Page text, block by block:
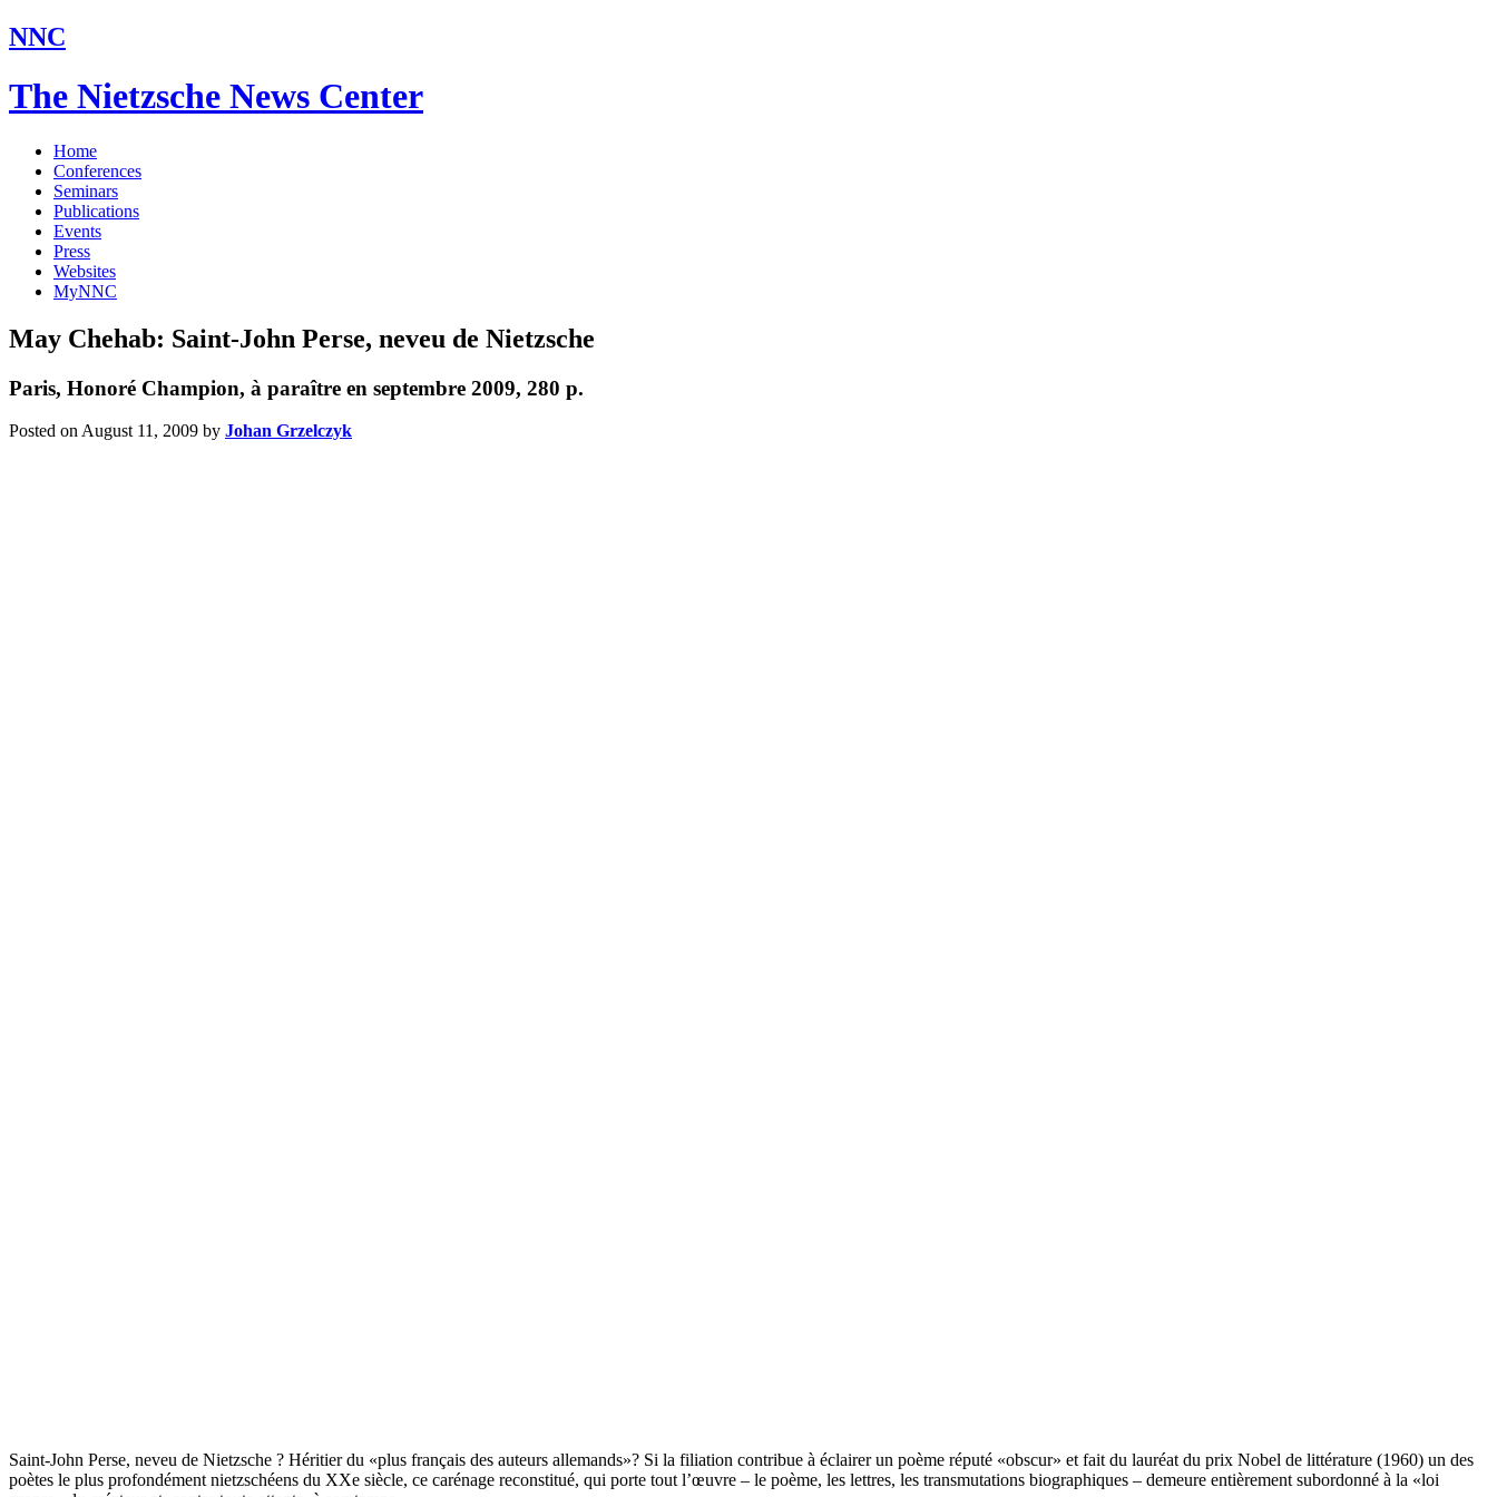
NNC
The Nietzsche News Center
Home
Conferences
Seminars
Publications
Events
Press
Websites
MyNNC
May Chehab: Saint-John Perse, neveu de Nietzsche
Paris, Honoré Champion, à paraître en septembre 2009, 280 p.
Posted on August 11, 2009 by Johan Grzelczyk
Saint-John Perse, neveu de Nietzsche ? Héritier du «plus français des auteurs allemands»? Si la filiation contribue à éclairer un poème réputé «obscur» et fait du lauréat du prix Nobel de littérature (1960) un des
poètes le plus profondément nietzschéens du XXe siècle, ce carénage reconstitué, qui porte tout l’œuvre – le poème, les lettres, les transmutations biographiques – demeure entièrement subordonné à la «loi